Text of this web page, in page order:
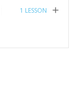
1 LESSON